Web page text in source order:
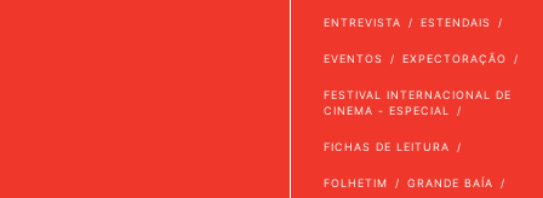
ENTREVISTA ESTENDAIS
EVENTOS EXPECTORAÇÃO
FESTIVAL INTERNACIONAL DE
CINEMA - ESPECIAL
FICHAS DE LEITURA
FOLHETIM GRANDE BAÍA